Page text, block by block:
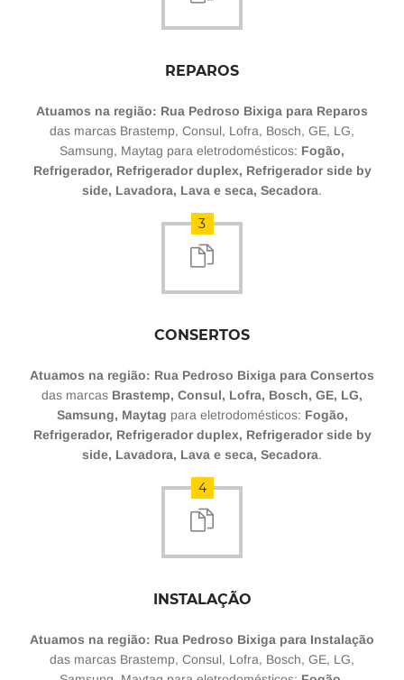
REPAROS
Atuamos na região: Rua Pedroso Bixiga para Reparos
das marcas Brastemp, Consul, Lofra, Bosch, GE, LG,
Samsung, Maytag para eletrodomésticos: Fogão,
Refrigerador, Refrigerador duplex, Refrigerador side by
side, Lavadora, Lava e seca, Secadora.
3
CONSERTOS
Atuamos na região: Rua Pedroso Bixiga para Consertos
das marcas Brastemp, Consul, Lofra, Bosch, GE, LG,
Samsung, Maytag para eletrodomésticos: Fogão,
Refrigerador, Refrigerador duplex, Refrigerador side by
side, Lavadora, Lava e seca, Secadora.
4
INSTALAÇÃO
Atuamos na região: Rua Pedroso Bixiga para Instalação
das marcas Brastemp, Consul, Lofra, Bosch, GE, LG,